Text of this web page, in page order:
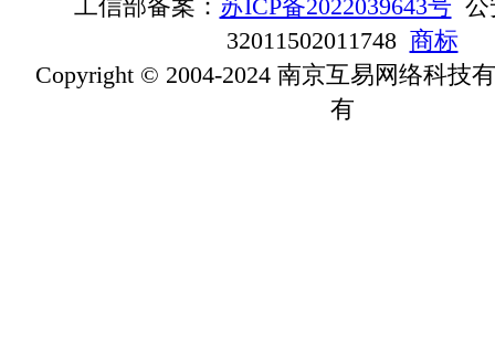
工信部备案： 苏ICP备2022039643号公
32011502011748 商标
Copyright © 2004-2024 南京互易网络科技
有